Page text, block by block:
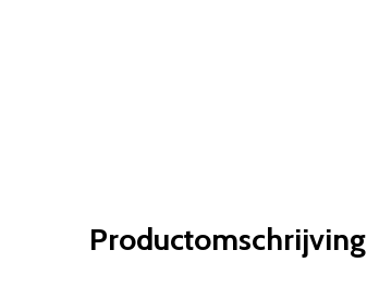
Productomschrijving